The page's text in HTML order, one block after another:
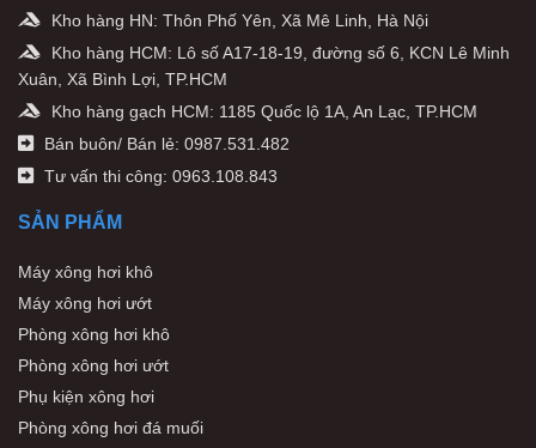
Kho hàng HN: Thôn Phố Yên, Xã Mê Linh, Hà Nội
Kho hàng HCM: Lô số A17-18-19, đường số 6, KCN Lê Minh
Xuân, Xã Bình Lợi, TP.HCM
Kho hàng gạch HCM: 1185 Quốc lộ 1A, An Lạc, TP.HCM
Bán buôn/ Bán lẻ: 0987.531.482
Tư vấn thi công: 0963.108.843
SẢN PHẨM
Máy xông hơi khô
Máy xông hơi ướt
Phòng xông hơi khô
Phòng xông hơi ướt
Phụ kiện xông hơi
Phòng xông hơi đá muối